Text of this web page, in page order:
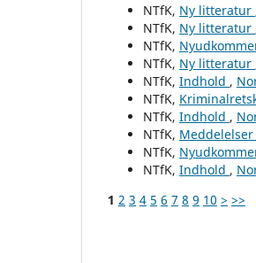
NTfK, Ny litteratur
NTfK, Ny litteratur
NTfK,
NTfK, Ny litteratur
NTfK, Indhold ,
NTfK,
NTfK, Indhold ,
NTfK, Meddelelser
NTfK,
NTfK, Indhold ,
1 2 3 4 5 6 7 8 9 10 > >>